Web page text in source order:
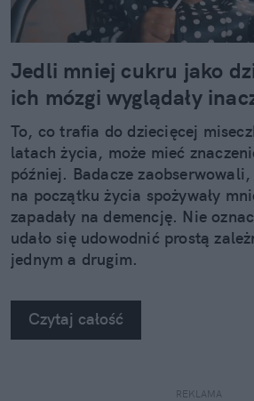
Jedli mniej cukru jako
ich mózgi wyglądały
To, co trafia do dziecięcej
latach życia, może mieć
później. Badacze
na początku życia spożywały
zapadały na demencję. Nie
udało się udowodnić prostą
jednym a drugim.
Czytaj całość
REKLAMA